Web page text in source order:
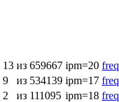
13 из 659667 ipm=20 freq
9 из 534139 ipm=17 freq
2 из 111095 ipm=18 freq